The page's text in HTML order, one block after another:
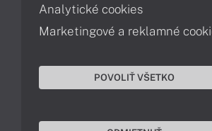
Kontakty
043 4224 771
Obchodné
Analytické cookies
Marketingové a reklamné
POVOLIŤ VŠETKO